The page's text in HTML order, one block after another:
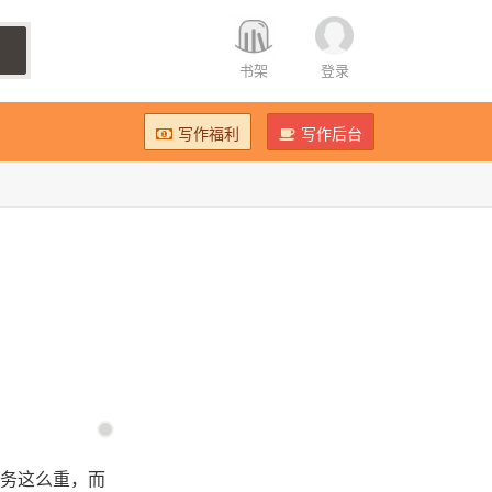
书架 登录
写作福利 写作后台
这么重，而